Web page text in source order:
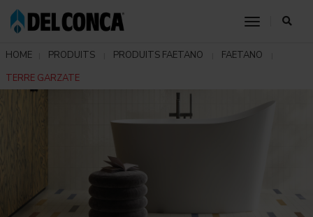
toggle
HOME PRODUITS PRODUITS FAETANO
FAETANO
TERRE GARZATE